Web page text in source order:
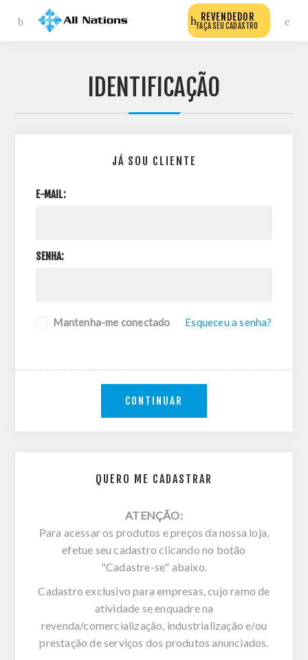
REVENDEDOR
FAÇA SEU CADASTRO
IDENTIFICAÇÃO
QUERO ME CADASTRAR
ATENÇÃO:
Para acessar os produtos e preços da nossa loja,
efetue seu cadastro clicando no botão
"Cadastre-se" abaixo.
Cadastro exclusivo para empresas, cujo ramo de
atividade se enquadre na
revenda/comercialização, industrialização e/ou
prestação de serviços dos produtos anunciados.
JÁ SOU CLIENTE
E-MAIL:
SENHA:
Mantenha-me conectado Esqueceu a senha?
CONTINUAR